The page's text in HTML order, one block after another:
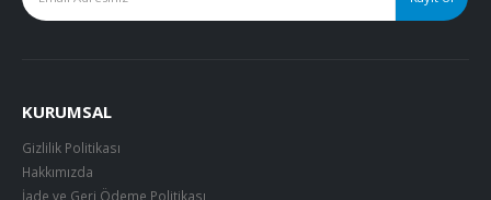
KURUMSAL
Gizlilik Politikası
Hakkımızda
İade ve Geri Ödeme Politikası